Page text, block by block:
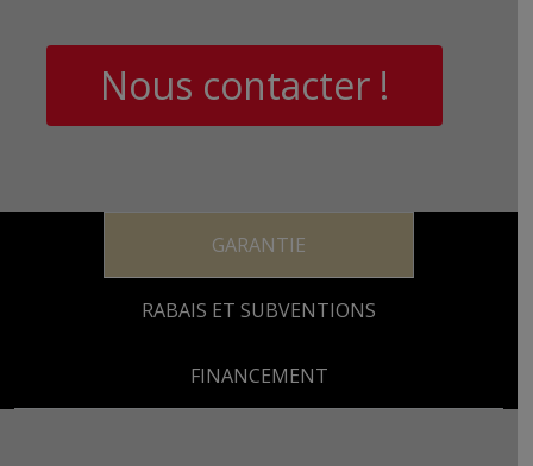
Nous contacter !
GARANTIE
RABAIS ET SUBVENTIONS
FINANCEMENT